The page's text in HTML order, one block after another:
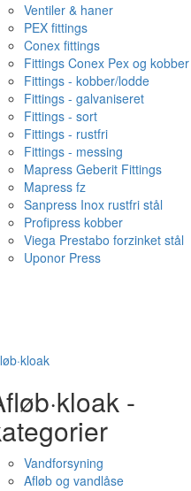
Ventiler & haner
PEX fittings
Conex fittings
Fittings Conex Pex og kobber
Fittings - kobber/lodde
Fittings - galvaniseret
Fittings - sort
Fittings - rustfri
Fittings - messing
Mapress Geberit Fittings
Mapress fz
Sanpress Inox rustfri stål
Profipress kobber
Viega Prestabo forzinket stål
Uponor Press
-
Vandforsyning
Afløb og vandlåse